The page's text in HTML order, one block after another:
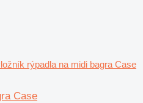
rýpadla na midi bagra Case
Case